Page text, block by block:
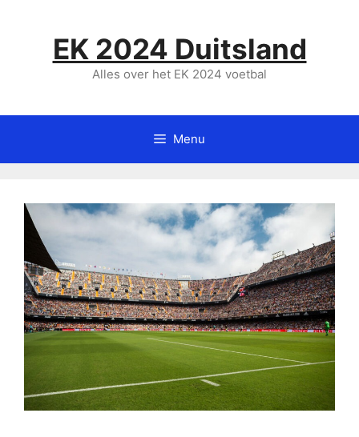
EK 2024 Duitsland
Alles over het EK 2024 voetbal
Menu